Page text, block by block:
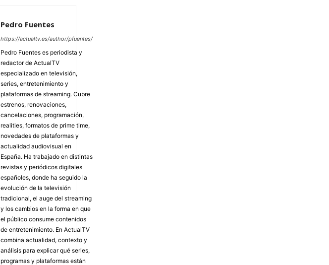
Pedro Fuentes
https://actualtv.es/author/pfuentes/
Pedro Fuentes es periodista y
redactor de ActualTV
especializado en televisión,
series, entretenimiento y
plataformas de streaming. Cubre
estrenos, renovaciones,
cancelaciones, programación,
realities, formatos de prime time,
novedades de plataformas y
actualidad audiovisual en
España. Ha trabajado en distintas
revistas y periódicos digitales
españoles, donde ha seguido la
evolución de la televisión
tradicional, el auge del streaming
y los cambios en la forma en que
el público consume contenidos
de entretenimiento. En ActualTV
combina actualidad, contexto y
análisis para explicar qué series,
programas y plataformas están